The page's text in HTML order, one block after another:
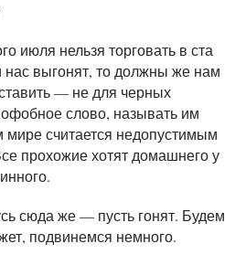
июля нельзя торговать в ста
нас выгонят, то должны же нам
— не для черных
слово, называть им
считается недопустимым
прохожие хотят домашнего у
сюда же — пусть гонят. Будем
подвинемся немного.